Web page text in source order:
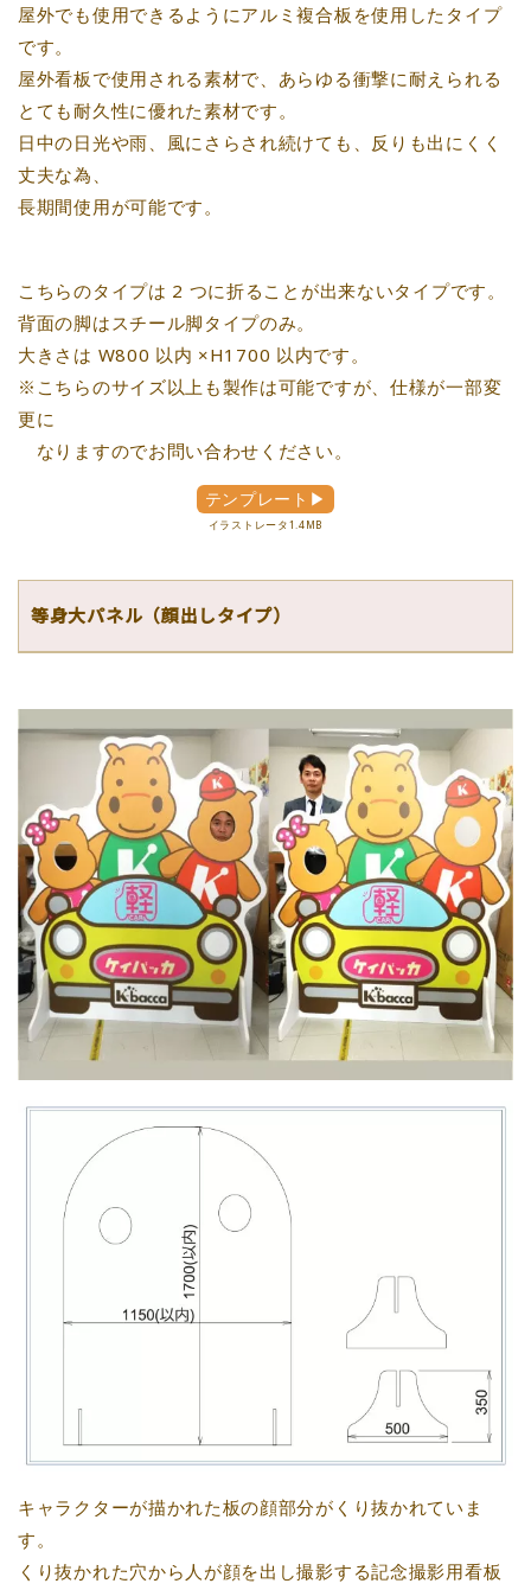
屋外でも使用できるようにアルミ複合板を使用したタイプ
です。
屋外看板で使用される素材で、あらゆる衝撃に耐えられる
とても耐久性に優れた素材です。
日中の日光や雨、風にさらされ続けても、反りも出にくく
丈夫な為、
長期間使用が可能です。
こちらのタイプは 2 つに折ることが出来ないタイプです。
背面の脚はスチール脚タイプのみ。
大きさは W800 以内 ×H1700 以内です。
※こちらのサイズ以上も製作は可能ですが、仕様が一部変
更に
なりますのでお問い合わせください。
テンプレート▶
イラストレータ1.4MB
等身大パネル（顔出しタイプ）
キャラクターが描かれた板の顔部分がくり抜かれていま
す。
くり抜かれた穴から人が顔を出し撮影する記念撮影用看板